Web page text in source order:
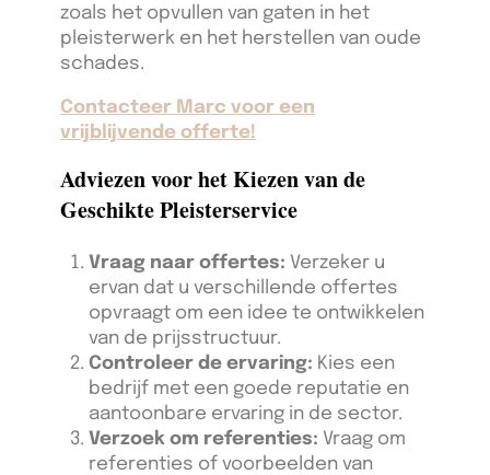
zoals het opvullen van gaten in het
pleisterwerk en het herstellen van oude
schades.
Contacteer Marc voor een
vrijblijvende offerte!
Adviezen voor het Kiezen van de
Geschikte Pleisterservice
Vraag naar offertes: Verzeker u
ervan dat u verschillende offertes
opvraagt om een idee te ontwikkelen
van de prijsstructuur.
Controleer de ervaring: Kies een
bedrijf met een goede reputatie en
aantoonbare ervaring in de sector.
Verzoek om referenties: Vraag om
referenties of voorbeelden van